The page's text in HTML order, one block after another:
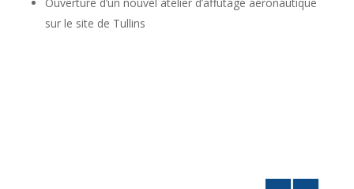
sur le site de Tullins